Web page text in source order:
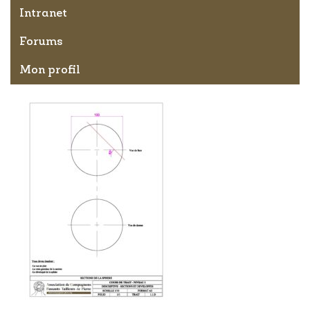
Intranet
Forums
Mon profil